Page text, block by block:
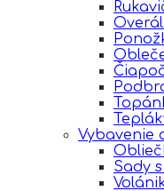
Vybavenie
Sady